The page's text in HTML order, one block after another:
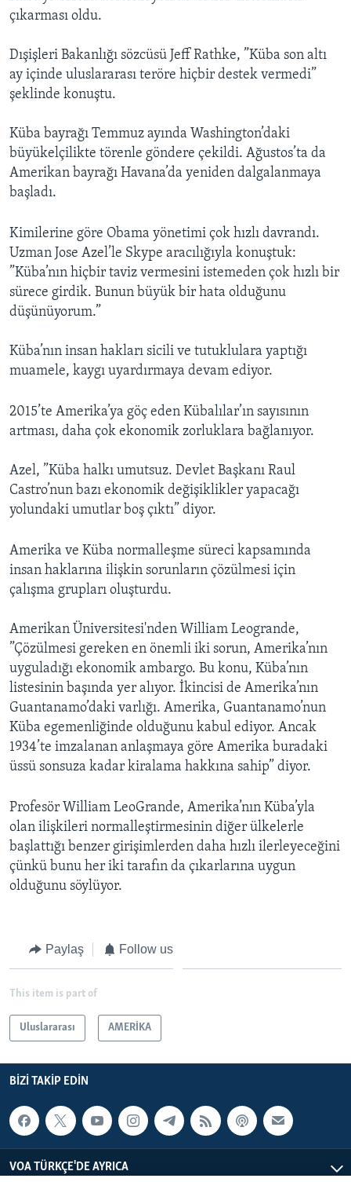
çıkarması oldu.
Dışişleri Bakanlığı sözcüsü Jeff Rathke, ”Küba son altı
ay içinde uluslararası teröre hiçbir destek vermedi”
şeklinde konuştu.
Küba bayrağı Temmuz ayında Washington’daki
büyükelçilikte törenle göndere çekildi. Ağustos’ta da
Amerikan bayrağı Havana’da yeniden dalgalanmaya
başladı.
Kimilerine göre Obama yönetimi çok hızlı davrandı.
Uzman Jose Azel’le Skype aracılığıyla konuştuk:
”Küba’nın hiçbir taviz vermesini istemeden çok hızlı bir
sürece girdik. Bunun büyük bir hata olduğunu
düşünüyorum.”
Küba’nın insan hakları sicili ve tutuklulara yaptığı
muamele, kaygı uyardırmaya devam ediyor.
2015’te Amerika’ya göç eden Kübalılar’ın sayısının
artması, daha çok ekonomik zorluklara bağlanıyor.
Azel, ”Küba halkı umutsuz. Devlet Başkanı Raul
Castro’nun bazı ekonomik değişiklikler yapacağı
yolundaki umutlar boş çıktı” diyor.
Amerika ve Küba normalleşme süreci kapsamında
insan haklarına ilişkin sorunların çözülmesi için
çalışma grupları oluşturdu.
Amerikan Üniversitesi'nden William Leogrande,
”Çözülmesi gereken en önemli iki sorun, Amerika’nın
uyguladığı ekonomik ambargo. Bu konu, Küba’nın
listesinin başında yer alıyor. İkincisi de Amerika’nın
Guantanamo’daki varlığı. Amerika, Guantanamo’nun
Küba egemenliğinde olduğunu kabul ediyor. Ancak
1934’te imzalanan anlaşmaya göre Amerika buradaki
üssü sonsuza kadar kiralama hakkına sahip” diyor.
Profesör William LeoGrande, Amerika’nın Küba’yla
olan ilişkileri normalleştirmesinin diğer ülkelerle
başlattığı benzer girişimlerden daha hızlı ilerleyeceğini
çünkü bunu her iki tarafın da çıkarlarına uygun
olduğunu söylüyor.
Paylaş Follow us
This item is part of
Uluslararası AMERİKA
BIZI TAKIP EDIN
VOA TÜRKÇE'DE AYRICA